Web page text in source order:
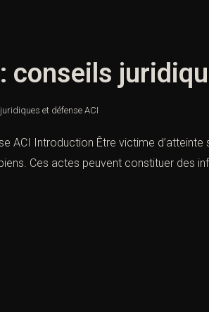
conseils
et défense ACI
ACI Introduction Être victime
Ces actes peuvent constituer des